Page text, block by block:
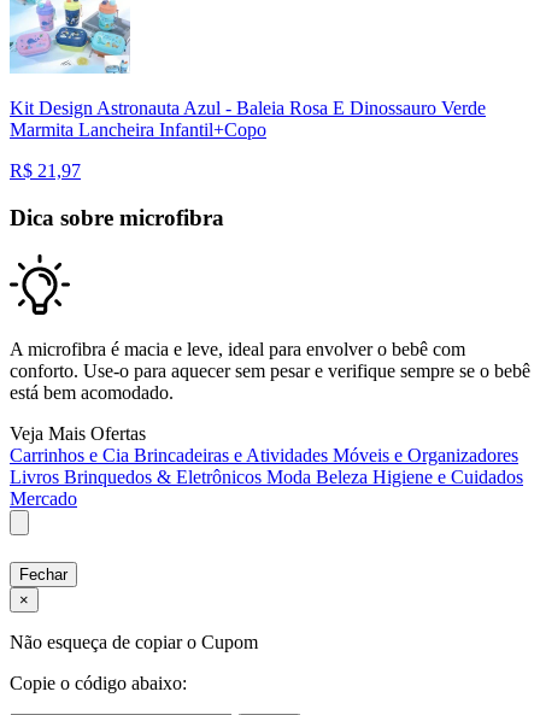
Kit Design Astronauta Azul - Baleia Rosa E Dinossauro Verde
Marmita Lancheira Infantil+Copo
R$ 21,97
Dica sobre microfibra
A microfibra é macia e leve, ideal para envolver o bebê com
conforto. Use-o para aquecer sem pesar e verifique sempre se o bebê
está bem acomodado.
Veja Mais Ofertas
Carrinhos e Cia Brincadeiras e Atividades Móveis e Organizadores
Livros Brinquedos & Eletrônicos Moda Beleza Higiene e Cuidados
Mercado
Fechar
×
Não esqueça de copiar o Cupom
Copie o código abaixo: